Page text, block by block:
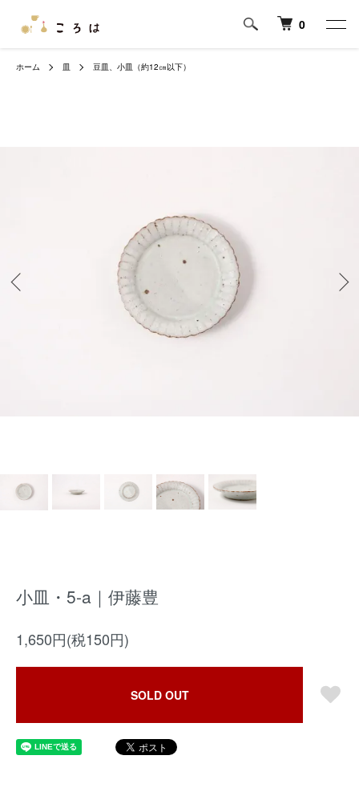
0
ホーム 皿 豆皿、小皿（約12㎝以下）
小皿・5-a｜伊藤豊
1,650円(税150円)
SOLD OUT